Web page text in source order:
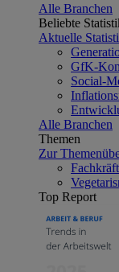
Alle Branchen
Beliebte
Aktuelle
GfK-
Social-
Alle Branchen
Themen
Zur
Top Report